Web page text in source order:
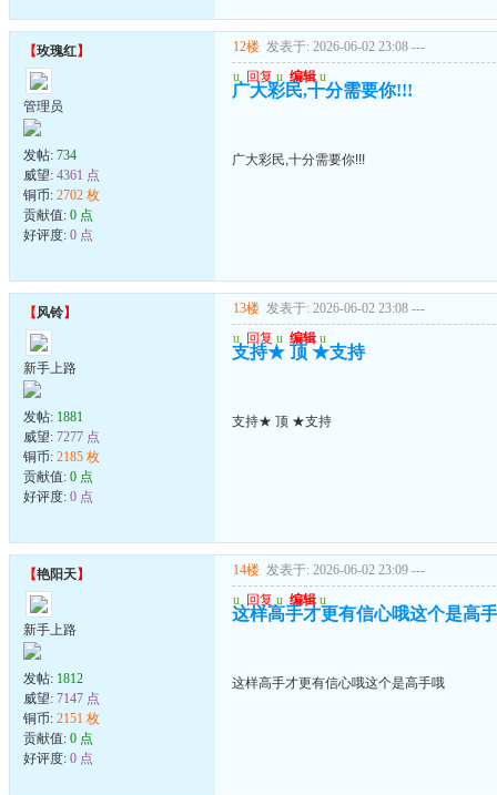
【玫瑰红】
管理员
发帖: 734
威望: 4361 点
铜币: 2702 枚
贡献值: 0 点
好评度: 0 点
12楼 发表于: 2026-06-02 23:08 ---
u 回复 u 编辑 u
广大彩民,十分需要你!!!
广大彩民,十分需要你!!!
【风铃】
新手上路
发帖: 1881
威望: 7277 点
铜币: 2185 枚
贡献值: 0 点
好评度: 0 点
13楼 发表于: 2026-06-02 23:08 ---
u 回复 u 编辑 u
支持★ 顶 ★支持
支持★ 顶 ★支持
【艳阳天】
新手上路
发帖: 1812
威望: 7147 点
铜币: 2151 枚
贡献值: 0 点
好评度: 0 点
14楼 发表于: 2026-06-02 23:09 ---
u 回复 u 编辑 u
这样高手才更有信心哦这个是高
这样高手才更有信心哦这个是高手哦